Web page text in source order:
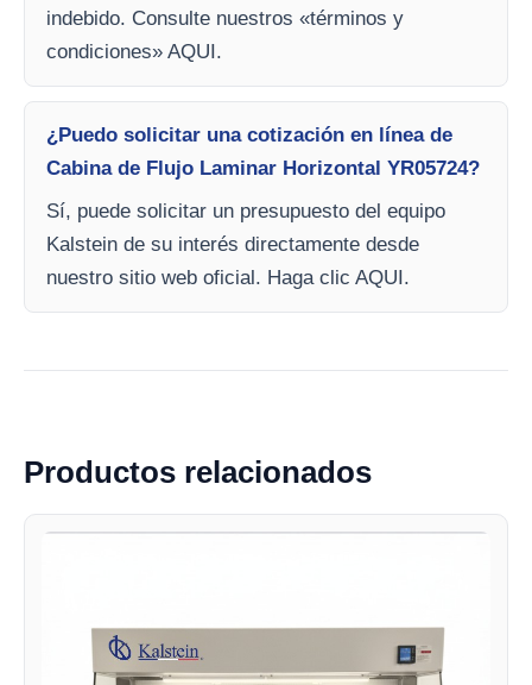
indebido. Consulte nuestros «términos y
condiciones» AQUI.
¿Puedo solicitar una cotización en línea de
Cabina de Flujo Laminar Horizontal YR05724?
Sí, puede solicitar un presupuesto del equipo
Kalstein de su interés directamente desde
nuestro sitio web oficial. Haga clic AQUI.
Productos relacionados